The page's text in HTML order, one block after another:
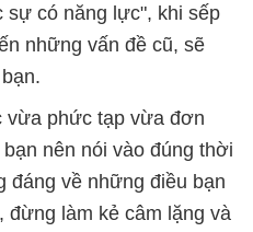
sự có năng lực", khi sếp
những vấn đề cũ, sẽ
vừa phức tạp vừa đơn
nên nói vào đúng thời
đáng về những điều bạn
làm kẻ câm lặng và